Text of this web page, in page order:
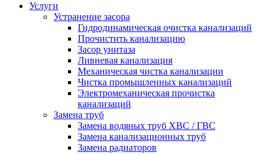
Услуги
Устранение засора
Гидродинамическая очистка канализаций
Прочистить канализацию
Засор унитаза
Ливневая канализация
Механическая чистка канализации
Чистка промышленных канализаций
Электромеханическая прочистка
канализаций
Замена труб
Замена водяных труб ХВС / ГВС
Замена канализационных труб
Замена радиаторов